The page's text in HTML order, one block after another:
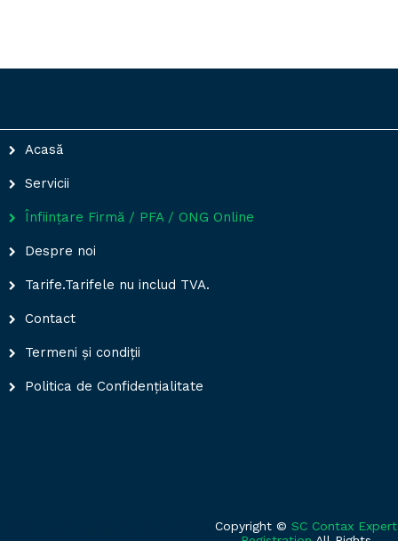
Acasă
Servicii
Înființare Firmă / PFA / ONG Online
Despre noi
Tarife.Tarifele nu includ TVA.
Contact
Termeni și condiții
Politica de Confidențialitate
Copyright © SC Contax Expert